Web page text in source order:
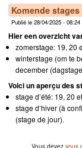
Komende
Publié le 28/04/2025 - 08:24
Hier een overzicht
zomerstage: 19, 20
winterstage (om te
december
Voici un aperçu des
stage d’été: 19, 20
stage d’hiver (à
(stage de jour).
Vous devezvous